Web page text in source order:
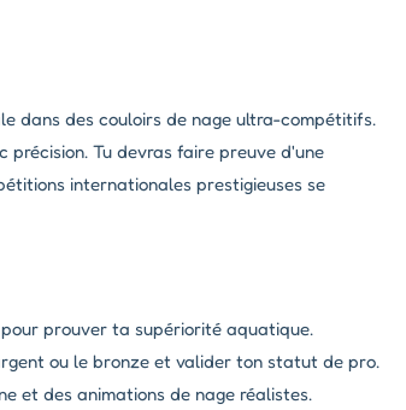
dans des couloirs de nage ultra-compétitifs.
Tu devras faire preuve d'une
internationales prestigieuses se
prouver ta supériorité aquatique.
ou le bronze et valider ton statut de pro.
et des animations de nage réalistes.